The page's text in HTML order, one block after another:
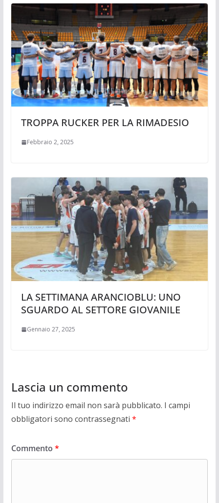
TROPPA RUCKER PER LA RIMADESIO
Febbraio 2, 2025
LA SETTIMANA ARANCIOBLU: UNO
SGUARDO AL SETTORE GIOVANILE
Gennaio 27, 2025
Lascia un commento
Il tuo indirizzo email non sarà pubblicato. I campi
obbligatori sono contrassegnati *
Commento *